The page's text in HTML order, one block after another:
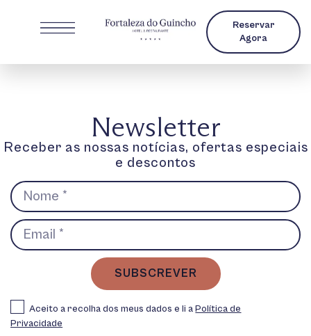
Reservar
Agora
Newsletter
Receber as nossas notícias, ofertas especiais
e descontos
Aceito a recolha dos meus dados e li aPolítica de
Privacidade
SUBSCREVER